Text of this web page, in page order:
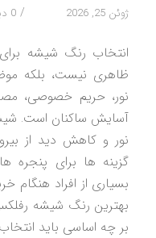
ژوئن 25, 2026 / 0 دیدگاه
انتخاب رنگ شیشه
ظاهری نیست، بلکه
نور، حریم خصوصی،
آسایش ساکنان است.
نور و کاهش دید از
گزینه ها برای پنجره
بسیاری از افراد هنگام
بهترین رنگ شیشه
بر چه اساسی باید